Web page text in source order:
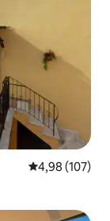
Classificação
4,98 (107)